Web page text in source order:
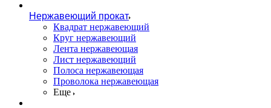
Нержавеющий прокат
Квадрат нержавеющий
Круг нержавеющий
Лента нержавеющая
Лист нержавеющий
Полоса нержавеющая
Проволока нержавеющая
Еще